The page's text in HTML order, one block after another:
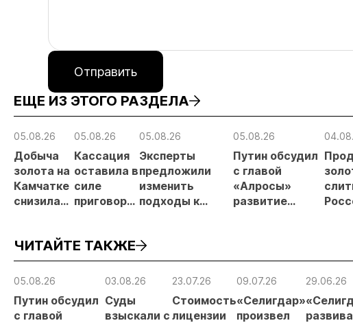
Отправить
ЕЩЕ ИЗ ЭТОГО РАЗДЕЛА
05.08.26
Добыча
золота на
Камчатке
снизилась
полугодии
05.08.26
Кассация
оставила в
силе
приговор
добыче 43
кг золота и
серебра на
05.08.26
Эксперты
предложили
изменить
подходы к
золотодобычи
на фоне
реформы
05.08.26
Путин обсудил
с главой
«Алросы»
развитие
проектов в
Якутии
ЧИТАЙТЕ ТАКЖЕ
05.08.26
Путин обсудил
с главой
03.08.26
Суды
взыскали с
23.07.26
Стоимость
лицензии
09.07.26
«Селигдар»
произвел
29.06.26